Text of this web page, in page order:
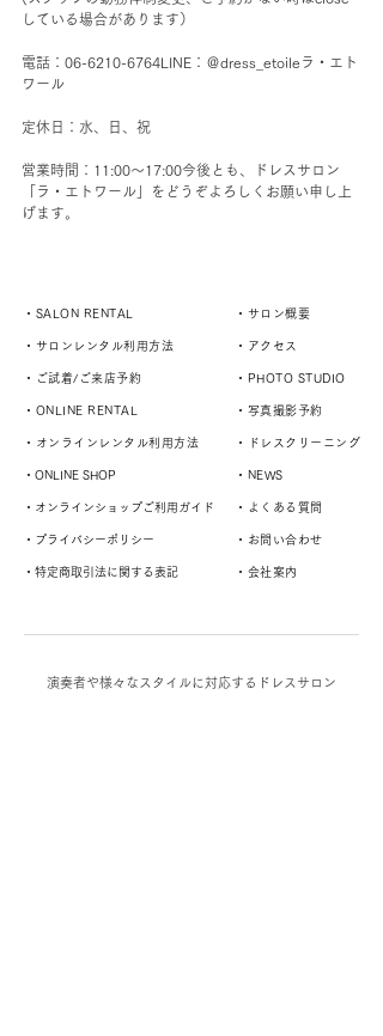
している場合があります）
電話：06-6210-6764LINE：＠dress_etoileラ・エト
ワール
定休日：水、日、祝
営業時間：11:00～17:00今後とも、ドレスサロン
「ラ・エトワール」をどうぞよろしくお願い申し上
げます。
・SALON RENTAL
・サロンレンタル利用方法
・ご試着/ご来店予約
・ONLINE RENTAL
・オンラインレンタル利用方法
・ONLINE SHOP
・オンラインショップご利用ガイド
・プライバシーポリシー
・特定商取引法に関する表記
・サロン概要
・アクセス
・PHOTO STUDIO
・写真撮影予約
・ドレスクリーニング
・NEWS
・よくある質問
・お問い合わせ
・会社案内
演奏者や様々なスタイルに対応するドレスサロン